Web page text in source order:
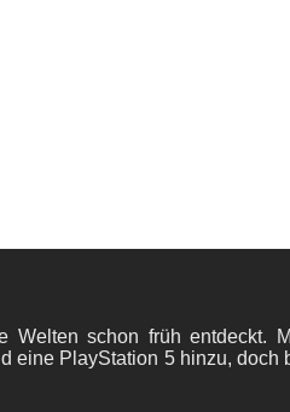
Welten schon früh
PlayStation 5 hinzu,